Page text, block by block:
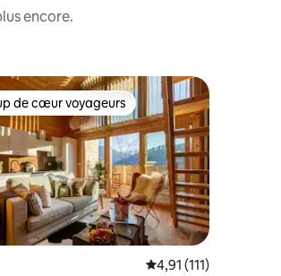
encore.
de cœur voyageurs les plus appréciés
de cœur voyageurs
Évaluation moyenne
4,91 (111)